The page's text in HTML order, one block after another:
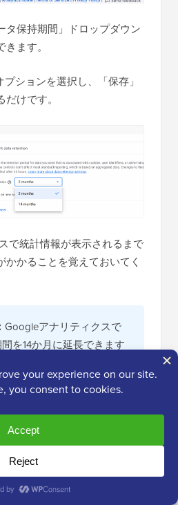
タ保持期間」ドロップダウン
ます。
ションを選択し、「保存」
けです。
で統計情報が表示されるまで
かかることを覚えておいてく
Googleアナリティクスで
を14か月に延長できます
のようなプライバシー
されます。
ングする前にユーザーの
り、データ保持期間をプ
ーに記載することをお勧め